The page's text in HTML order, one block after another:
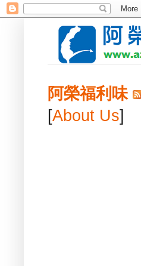
阿榮福利味
[About Us]